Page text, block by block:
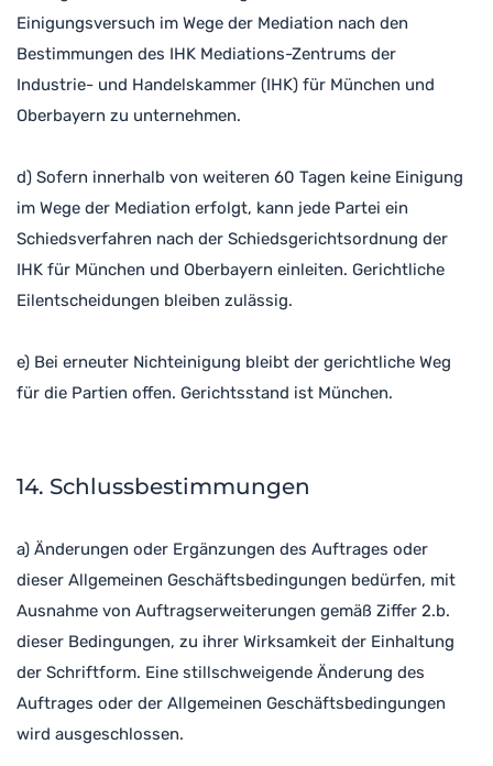
Einigungsversuch im Wege der Mediation nach den
Bestimmungen des IHK Mediations-Zentrums der
Industrie- und Handelskammer (IHK) für München und
Oberbayern zu unternehmen.
d) Sofern innerhalb von weiteren 60 Tagen keine Einigung
im Wege der Mediation erfolgt, kann jede Partei ein
Schiedsverfahren nach der Schiedsgerichtsordnung der
IHK für München und Oberbayern einleiten. Gerichtliche
Eilentscheidungen bleiben zulässig.
e) Bei erneuter Nichteinigung bleibt der gerichtliche Weg
für die Partien offen. Gerichtsstand ist München.
14. Schlussbestimmungen
a) Änderungen oder Ergänzungen des Auftrages oder
dieser Allgemeinen Geschäftsbedingungen bedürfen, mit
Ausnahme von Auftragserweiterungen gemäß Ziffer 2.b.
dieser Bedingungen, zu ihrer Wirksamkeit der Einhaltung
der Schriftform. Eine stillschweigende Änderung des
Auftrages oder der Allgemeinen Geschäftsbedingungen
wird ausgeschlossen.